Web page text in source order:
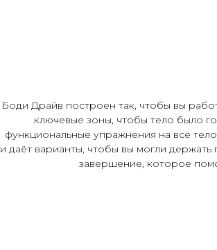
Боди Драйв построен так, чтобы вы
ключевые зоны, чтобы тело было
функциональные упражнения на всё
и даёт варианты, чтобы вы могли
завершение, которое